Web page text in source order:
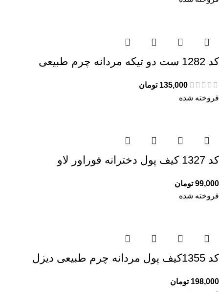
کد 1282 ست دو تیکه مردانه چرم طبیعی
135,000 تومان
فروخته شده
کد 1327 کیف پول دخترانه فوراور لاو
99,000 تومان
فروخته شده
کد 1355کیف پول مردانه چرم طبیعی دیزل
198,000 تومان